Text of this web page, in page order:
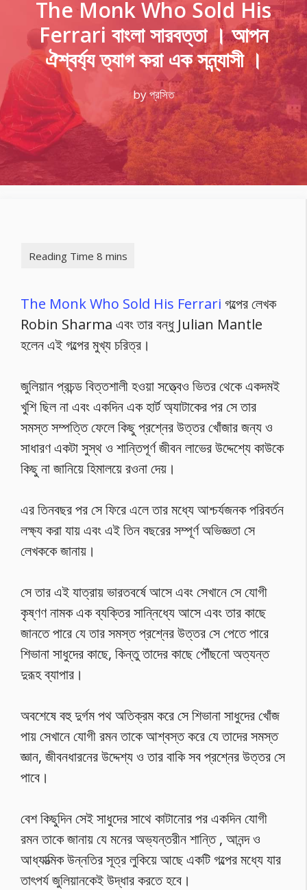
The Monk Who Sold His
Ferrari বাংলা সারবত্তা । আপন
ঐশ্বর্য্য ত্যাগ করা এক সন্ন্যাসী ।
byপ্রসিত
The Monk Who Sold His Ferrari গল্পের লেখক
Robin Sharma এবং তার বন্ধু Julian Mantle
হলেন এই গল্পের মুখ্য চরিত্র।
জুলিয়ান প্রচন্ড বিত্তশালী হওয়া সত্ত্বেও ভিতর থেকে একদমই
খুশি ছিল না এবং একদিন এক হার্ট অ্যাটাকের পর সে তার
সমস্ত সম্পত্তি ফেলে কিছু প্রশ্নের উত্তর খোঁজার জন্য ও
সাধারণ একটা সুস্থ ও শান্তিপূর্ণ জীবন লাভের উদ্দেশ্যে কাউকে
কিছু না জানিয়ে হিমালয়ে রওনা দেয়।
এর তিনবছর পর সে ফিরে এলে তার মধ্যে আশ্চর্যজনক পরিবর্তন
লক্ষ্য করা যায় এবং এই তিন বছরের সম্পূর্ণ অভিজ্ঞতা সে
লেখককে জানায়।
সে তার এই যাত্রায় ভারতবর্ষে আসে এবং সেখানে সে যোগী
কৃষ্ণণ নামক এক ব্যক্তির সান্নিধ্যে আসে এবং তার কাছে
জানতে পারে যে তার সমস্ত প্রশ্নের উত্তর সে পেতে পারে
শিভানা সাধুদের কাছে, কিন্তু তাদের কাছে পৌঁছনো অত্যন্ত
দুরূহ ব্যাপার।
অবশেষে বহু দুর্গম পথ অতিক্রম করে সে শিভানা সাধুদের খোঁজ
পায় সেখানে যোগী রমন তাকে আশ্বস্ত করে যে তাদের সমস্ত
জ্ঞান, জীবনধারনের উদ্দেশ্য ও তার বাকি সব প্রশ্নের উত্তর সে
পাবে।
বেশ কিছুদিন সেই সাধুদের সাথে কাটানোর পর একদিন যোগী
রমন তাকে জানায় যে মনের অভ্যন্তরীন শান্তি , আনন্দ ও
আধ্যাত্মিক উন্নতির সূত্র লুকিয়ে আছে একটি গল্পের মধ্যে যার
তাৎপর্য জুলিয়ানকেই উদ্ধার করতে হবে।